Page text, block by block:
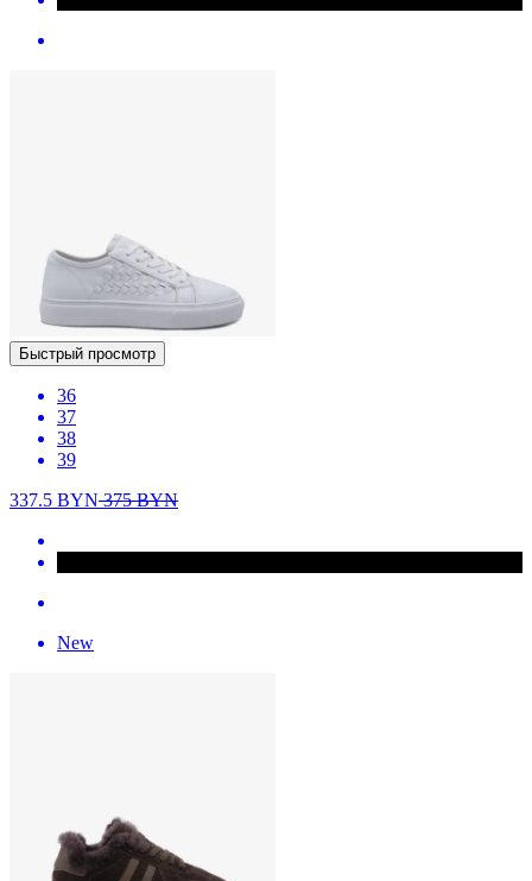
Быстрый просмотр
36
37
38
39
337.5 BYN375BYN
New